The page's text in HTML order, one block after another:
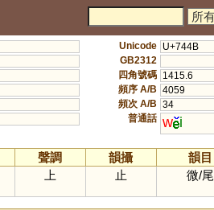
Unicode U+744B
GB2312
四角號碼 1415.6
頻序 A/B 4059
頻次 A/B 34
普通話 w i
聲調 韻攝 韻目
上 止 微/尾